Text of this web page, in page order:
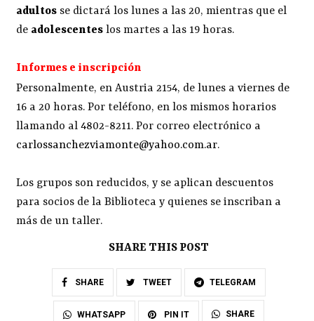
adultos se dictará los lunes a las 20, mientras que el
de adolescentes los martes a las 19 horas.
Informes e inscripción
Personalmente, en Austria 2154, de lunes a viernes de
16 a 20 horas. Por teléfono, en los mismos horarios
llamando al 4802-8211. Por correo electrónico a
carlossanchezviamonte@yahoo.com.ar.
Los grupos son reducidos, y se aplican descuentos
para socios de la Biblioteca y quienes se inscriban a
más de un taller.
SHARE THIS POST
SHARE TWEET TELEGRAM
WHATSAPP PIN IT SHARE